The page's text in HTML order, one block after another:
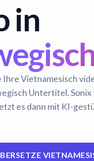
in
Ihre Vietnamesisch
Untertitel.
es dann mit KI-